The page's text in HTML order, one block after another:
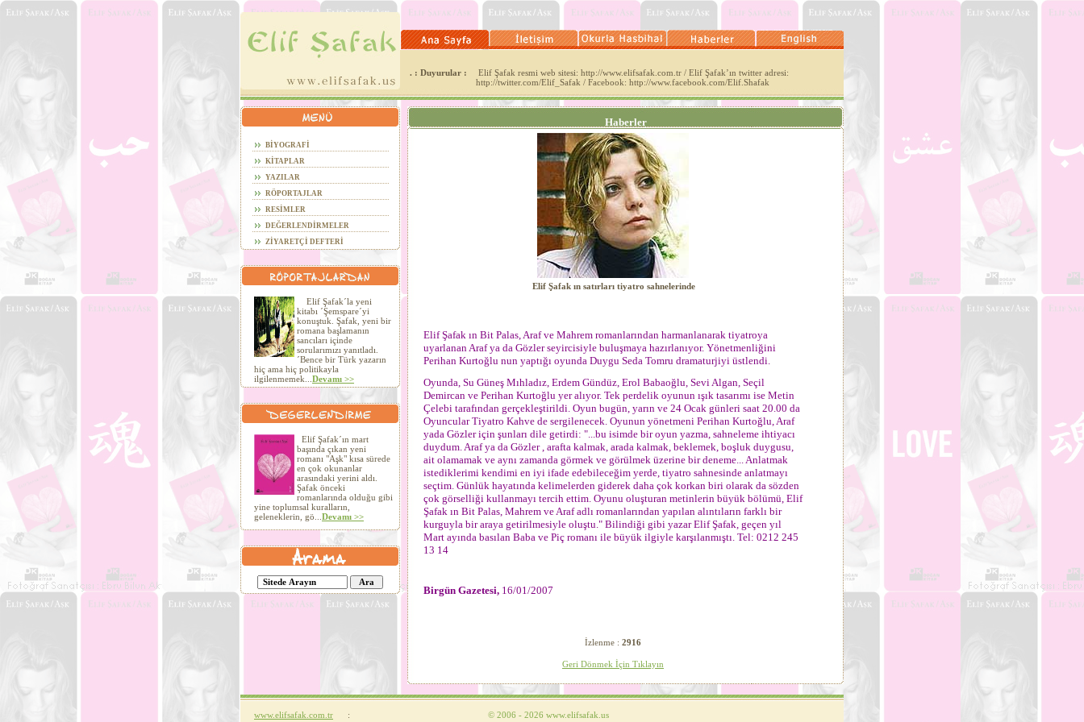
. : Duyurular :
Elif Şafak resmi web sitesi: http://www.elifsafak.com.tr / Elif Şafak’ın twitter adresi:
http://twitter.com/Elif_Safak / Facebook: http://www.facebook.com/Elif.Shafak
BİYOGRAFİ
KİTAPLAR
YAZILAR
RÖPORTAJLAR
RESİMLER
DEĞERLENDİRMELER
ZİYARETÇİ DEFTERİ
Elif Şafak´la yeni
kitabı ´Şemspare´yi
konuştuk. Şafak, yeni bir
romana başlamanın
sancıları içinde
sorularımızı yanıtladı.
´Bence bir Türk yazarın
hiç ama hiç politikayla
ilgilenmemek... Devamı >>
Elif Şafak´ın mart
başında çıkan yeni
romanı "Aşk" kısa sürede
en çok okunanlar
arasındaki yerini aldı.
Şafak önceki
romanlarında olduğu gibi
yine toplumsal kuralların,
geleneklerin, gö... Devamı >>
Haberler
Elif Şafak ın satırları tiyatro sahnelerinde
Elif Şafak ın Bit Palas, Araf ve Mahrem romanlarından harmanlanarak tiyatroya
uyarlanan Araf ya da Gözler seyircisiyle buluşmaya hazırlanıyor. Yönetmenliğini
Perihan Kurtoğlu nun yaptığı oyunda Duygu Seda Tomru dramaturjiyi üstlendi.
Oyunda, Su Güneş Mıhladız, Erdem Gündüz, Erol Babaoğlu, Sevi Algan, Seçil
Demircan ve Perihan Kurtoğlu yer alıyor. Tek perdelik oyunun ışık tasarımı ise Metin
Çelebi tarafından gerçekleştirildi. Oyun bugün, yarın ve 24 Ocak günleri saat 20.00 da
Oyuncular Tiyatro Kahve de sergilenecek. Oyunun yönetmeni Perihan Kurtoğlu, Araf
yada Gözler için şunları dile getirdi: "...bu isimde bir oyun yazma, sahneleme ihtiyacı
duydum. Araf ya da Gözler , arafta kalmak, arada kalmak, beklemek, boşluk duygusu,
ait olamamak ve aynı zamanda görmek ve görülmek üzerine bir deneme... Anlatmak
istediklerimi kendimi en iyi ifade edebileceğim yerde, tiyatro sahnesinde anlatmayı
seçtim. Günlük hayatında kelimelerden giderek daha çok korkan biri olarak da sözden
çok görselliği kullanmayı tercih ettim. Oyunu oluşturan metinlerin büyük bölümü, Elif
Şafak ın Bit Palas, Mahrem ve Araf adlı romanlarından yapılan alıntıların farklı bir
kurguyla bir araya getirilmesiyle oluştu." Bilindiği gibi yazar Elif Şafak, geçen yıl
Mart ayında basılan Baba ve Piç romanı ile büyük ilgiyle karşılanmıştı. Tel: 0212 245
13 14
Birgün Gazetesi, 16/01/2007
İzlenme : 2916
Geri Dönmek İçin Tıklayın
www.elifsafak.com.tr : © 2006 - 2026 www.elifsafak.us